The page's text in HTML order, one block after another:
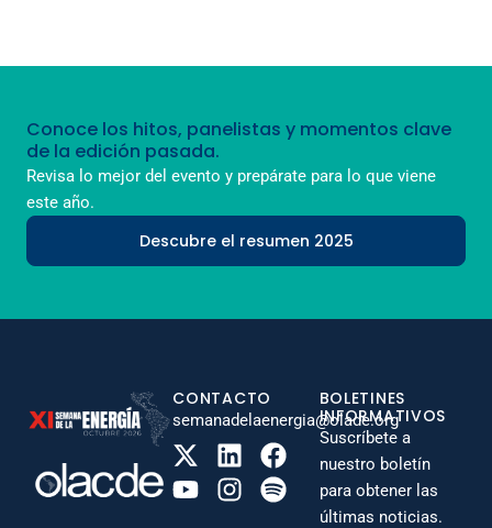
Conoce los hitos, panelistas y momentos clave
de la edición pasada.
Revisa lo mejor del evento y prepárate para lo que viene
este año.
Descubre el resumen 2025
CONTACTO
semanadelaenergia@olade.org
BOLETINES
INFORMATIVOS
Suscríbete a
nuestro boletín
para obtener las
últimas noticias.